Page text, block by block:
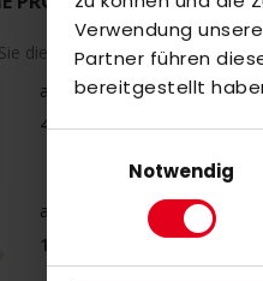
Verwendung
Partner führen
bereitgestellt
Notwendig
die Artikel, um Sie dem
adidas TG Heimfeld Trikot
45,00 €
adidas Crazyquick Boost
160,00 €